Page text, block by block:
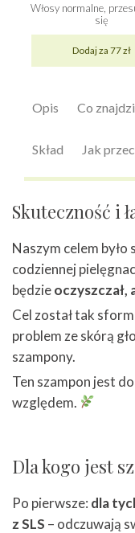
Włosy normalne,
się
Dodaj za 77 zł
Opis Co
Skład Jak
Skuteczność i
Naszym celem
codziennej
będzieoczyszczał,
Cel został tak
problem ze skórą
szampony.
Ten szampon jest
względem.
Dla kogo jest
Po pierwsze: dla
z SLS – odczuwają